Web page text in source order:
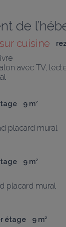
de
cuisine
avec TV,
9 m²
placard mural
9 m²
placard mural
étage 9 m²